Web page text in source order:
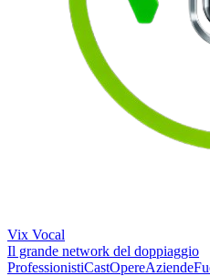
Vix Vocal
Il grande network del doppiaggio
ProfessionistiCastOpereAziende